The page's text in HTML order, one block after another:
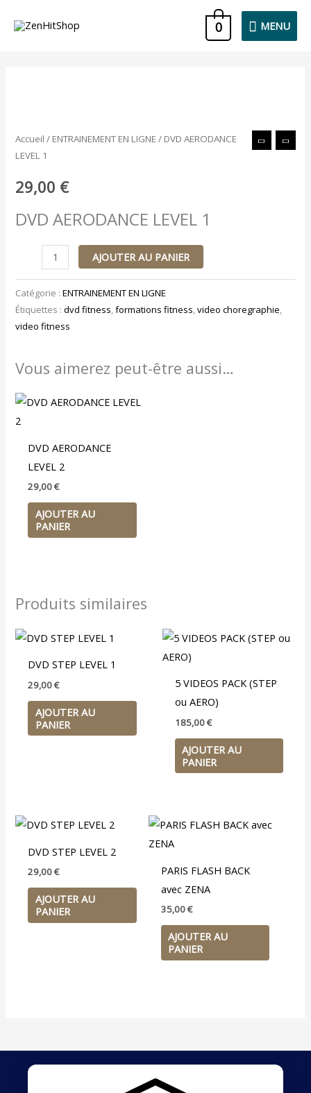
MENU
MENU
0
Accueil / ENTRAINEMENT EN LIGNE / DVD AERODANCE
LEVEL 1
29,00 €
DVD AERODANCE LEVEL 1
AERODANCE
1
AJOUTER AU PANIER
Catégorie :ENTRAINEMENT EN LIGNE
Étiquettes :dvd fitness,formations fitness,video choregraphie,
video fitness
Vous aimerez peut-être aussi…
DVD AERODANCE
LEVEL 2
29,00€
AJOUTER AU
PANIER
Produits similaires
DVD STEP LEVEL 1
29,00€
AJOUTER AU
PANIER
5 VIDEOS PACK (STEP
ou AERO)
185,00€
AJOUTER AU
PANIER
DVD STEP LEVEL 2
29,00€
AJOUTER AU
PANIER
PARIS FLASH BACK
avec ZENA
35,00€
AJOUTER AU
PANIER